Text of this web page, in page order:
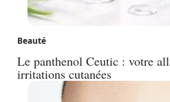
Beauté
Le panthenol Ceutic : votre
irritations cutanées